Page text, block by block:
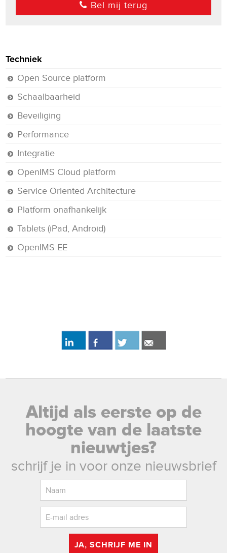
Bel mij terug
Techniek
Open Source platform
Schaalbaarheid
Beveiliging
Performance
Integratie
OpenIMS Cloud platform
Service Oriented Architecture
Platform onafhankelijk
Tablets (iPad, Android)
OpenIMS EE
Altijd als eerste op de
hoogte van de laatste
nieuwtjes?
schrijf je in voor onze nieuwsbrief
JA, SCHRIJF ME IN